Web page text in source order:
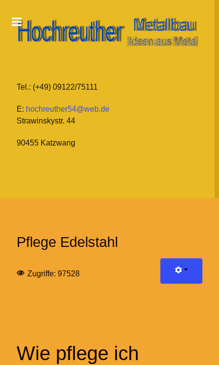
Tel.: (+49) 09122/75111
E: hochreuther54@web.de
Strawinskystr. 44
90455 Katzwang
Pflege Edelstahl
Zugriffe: 97528
Wie pflege ich